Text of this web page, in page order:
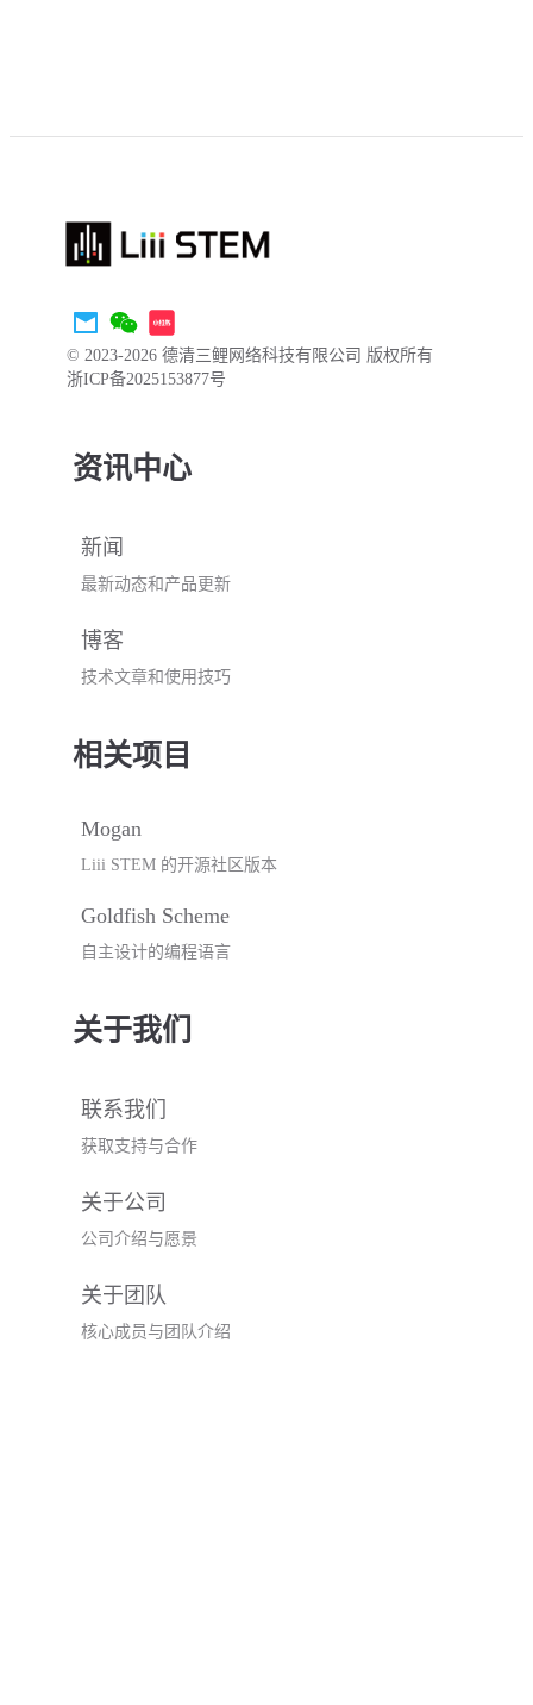
© 2023-2026 德清三鲤网络科技有限公司 版权所有
浙ICP备2025153877号
资讯中心
新闻
最新动态和产品更新
博客
技术文章和使用技巧
相关项目
Mogan
Liii STEM 的开源社区版本
Goldfish Scheme
自主设计的编程语言
关于我们
联系我们
获取支持与合作
关于公司
公司介绍与愿景
关于团队
核心成员与团队介绍